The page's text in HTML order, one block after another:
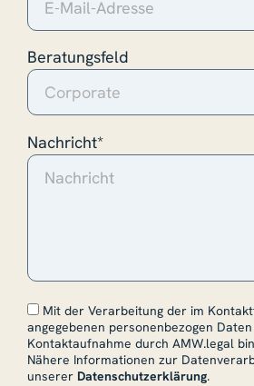
Beratungsfeld
Nachricht*
Mit der Verarbeitung der im
angegebenen personenbezogen
Kontaktaufnahme durch AMW.legal
Nähere Informationen zur
unserer Datenschutzerklärung.